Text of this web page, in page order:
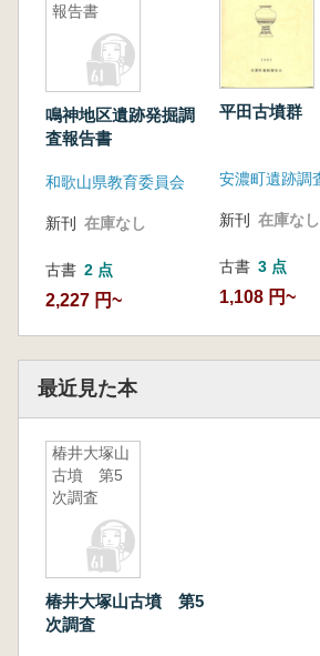
報告書
鳴神地区遺跡発掘調
査報告書
和歌山県教育委員会
新刊 在庫なし
古書 2 点
2,227 円~
平田古墳群
新刊 在庫なし
古書 3 点
1,108 円~
最近見た本
椿井大塚山
古墳 第5
次調査
椿井大塚山古墳 第5
次調査